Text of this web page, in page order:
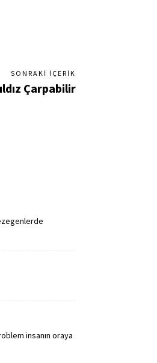
SONRAKI İÇERIK
Çarpabilir
insanın oraya